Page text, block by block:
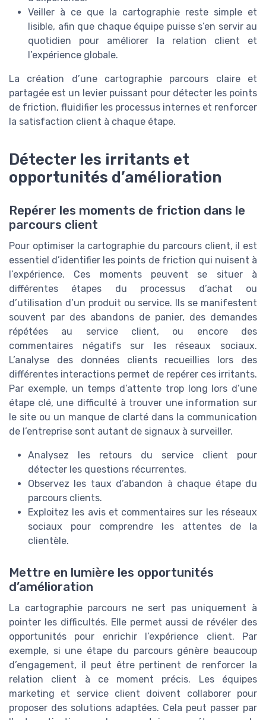
Veiller à ce que la cartographie reste simple et
lisible, afin que chaque équipe puisse s’en servir au
quotidien pour améliorer la relation client et
l’expérience globale.
La création d’une cartographie parcours claire et
partagée est un levier puissant pour détecter les points
de friction, fluidifier les processus internes et renforcer
la satisfaction client à chaque étape.
Détecter les irritants et
opportunités d’amélioration
Repérer les moments de friction dans le
parcours client
Pour optimiser la cartographie du parcours client, il est
essentiel d’identifier les points de friction qui nuisent à
l’expérience. Ces moments peuvent se situer à
différentes étapes du processus d’achat ou
d’utilisation d’un produit ou service. Ils se manifestent
souvent par des abandons de panier, des demandes
répétées au service client, ou encore des
commentaires négatifs sur les réseaux sociaux.
L’analyse des données clients recueillies lors des
différentes interactions permet de repérer ces irritants.
Par exemple, un temps d’attente trop long lors d’une
étape clé, une difficulté à trouver une information sur
le site ou un manque de clarté dans la communication
de l’entreprise sont autant de signaux à surveiller.
Analysez les retours du service client pour
détecter les questions récurrentes.
Observez les taux d’abandon à chaque étape du
parcours clients.
Exploitez les avis et commentaires sur les réseaux
sociaux pour comprendre les attentes de la
clientèle.
Mettre en lumière les opportunités
d’amélioration
La cartographie parcours ne sert pas uniquement à
pointer les difficultés. Elle permet aussi de révéler des
opportunités pour enrichir l’expérience client. Par
exemple, si une étape du parcours génère beaucoup
d’engagement, il peut être pertinent de renforcer la
relation client à ce moment précis. Les équipes
marketing et service client doivent collaborer pour
proposer des solutions adaptées. Cela peut passer par